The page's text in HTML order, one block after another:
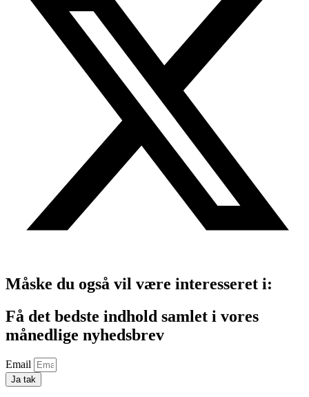
Måske du også vil være interesseret i:
Få det bedste indhold samlet i vores
månedlige nyhedsbrev
Email
Ja tak